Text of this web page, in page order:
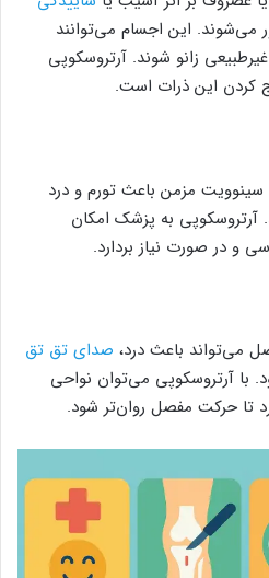
می‌شوند. این اجسام می‌توانند
زانو شوند. آرتروسکوپی
کردن این ذرات است.
سینوویت مزمن باعث تورم و درد
به پزشک امکان
و در صورت نیاز بردارد.
می‌تواند باعث درد، صدای تق تق
آرتروسکوپی می‌توان نواحی
تا حرکت مفصل روان‌تر شود.